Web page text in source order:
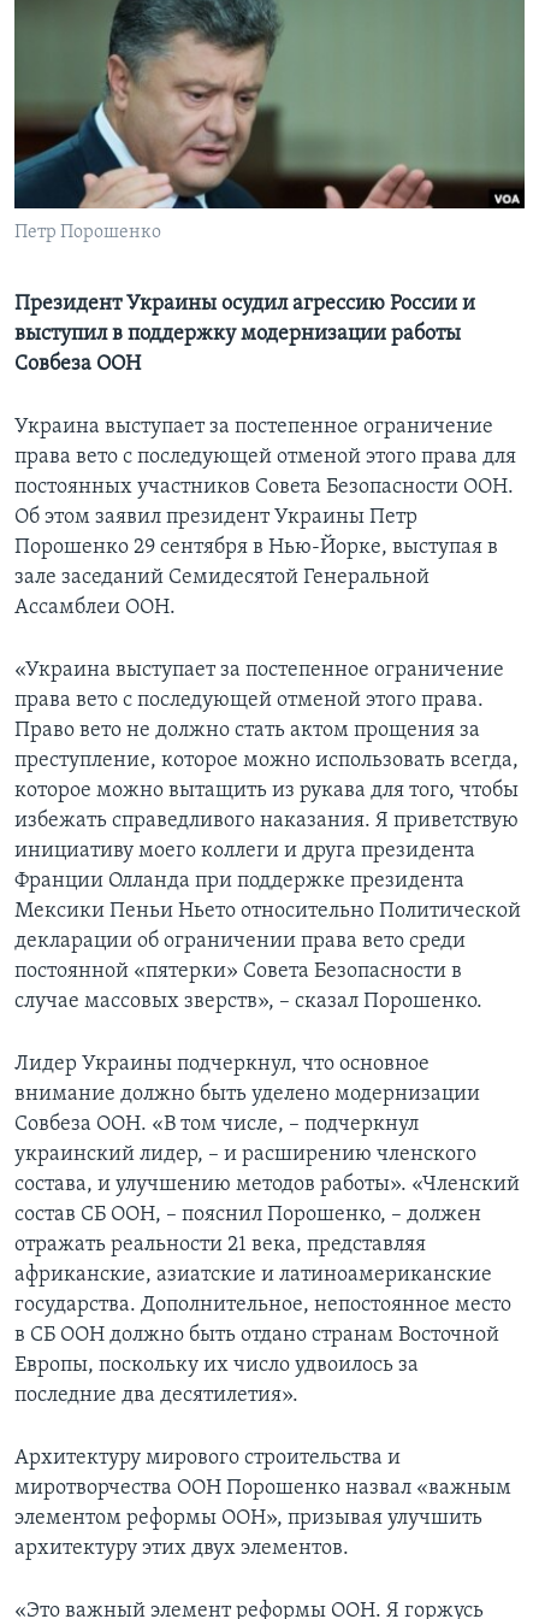
Learning English
СОЦИАЛЬНЫЕ СЕТИ
Языки
Петр Порошенко
Президент Украины осудил агрессию России и
выступил в поддержку модернизации работы
Совбеза ООН
Украина выступает за постепенное ограничение
права вето с последующей отменой этого права для
постоянных участников Совета Безопасности ООН.
Об этом заявил президент Украины Петр
Порошенко 29 сентября в Нью-Йорке, выступая в
зале заседаний Семидесятой Генеральной
Ассамблеи ООН.
«Украина выступает за постепенное ограничение
права вето с последующей отменой этого права.
Право вето не должно стать актом прощения за
преступление, которое можно использовать всегда,
которое можно вытащить из рукава для того, чтобы
избежать справедливого наказания. Я приветствую
инициативу моего коллеги и друга президента
Франции Олланда при поддержке президента
Мексики Пеньи Ньето относительно Политической
декларации об ограничении права вето среди
постоянной «пятерки» Совета Безопасности в
случае массовых зверств», – сказал Порошенко.
Лидер Украины подчеркнул, что основное
внимание должно быть уделено модернизации
Совбеза ООН. «В том числе, – подчеркнул
украинский лидер, – и расширению членского
состава, и улучшению методов работы». «Членский
состав СБ ООН, – пояснил Порошенко, – должен
отражать реальности 21 века, представляя
африканские, азиатские и латиноамериканские
государства. Дополнительное, непостоянное место
в СБ ООН должно быть отдано странам Восточной
Европы, поскольку их число удвоилось за
последние два десятилетия».
Архитектуру мирового строительства и
миротворчества ООН Порошенко назвал «важным
элементом реформы ООН», призывая улучшить
архитектуру этих двух элементов.
«Это важный элемент реформы ООН. Я горжусь